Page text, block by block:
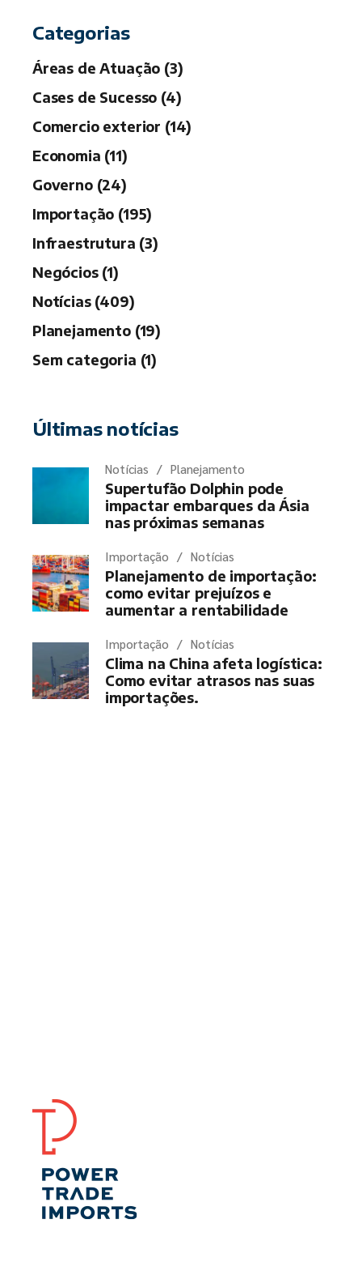
Categorias
Áreas de Atuação (3)
Cases de Sucesso (4)
Comercio exterior (14)
Economia (11)
Governo (24)
Importação (195)
Infraestrutura (3)
Negócios (1)
Notícias (409)
Planejamento (19)
Sem categoria (1)
Últimas notícias
Notícias Planejamento
Supertufão Dolphin pode
impactar embarques da Ásia
nas próximas semanas
Importação Notícias
Planejamento de importação:
como evitar prejuízos e
aumentar a rentabilidade
Importação Notícias
Clima na China afeta logística:
Como evitar atrasos nas suas
importações.